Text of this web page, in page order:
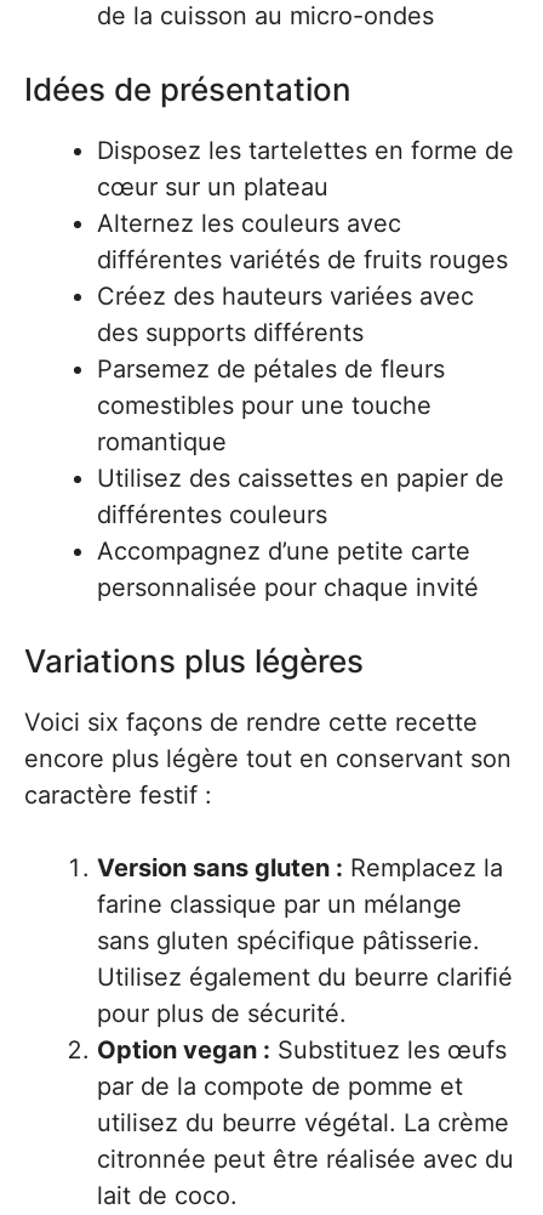
de la cuisson au micro-ondes
Idées de présentation
Disposez les tartelettes en forme de
cœur sur un plateau
Alternez les couleurs avec
différentes variétés de fruits rouges
Créez des hauteurs variées avec
des supports différents
Parsemez de pétales de fleurs
comestibles pour une touche
romantique
Utilisez des caissettes en papier de
différentes couleurs
Accompagnez d’une petite carte
personnalisée pour chaque invité
Variations plus légères
Voici six façons de rendre cette recette
encore plus légère tout en conservant son
caractère festif :
Version sans gluten : Remplacez la
farine classique par un mélange
sans gluten spécifique pâtisserie.
Utilisez également du beurre clarifié
pour plus de sécurité.
Option vegan : Substituez les œufs
par de la compote de pomme et
utilisez du beurre végétal. La crème
citronnée peut être réalisée avec du
lait de coco.